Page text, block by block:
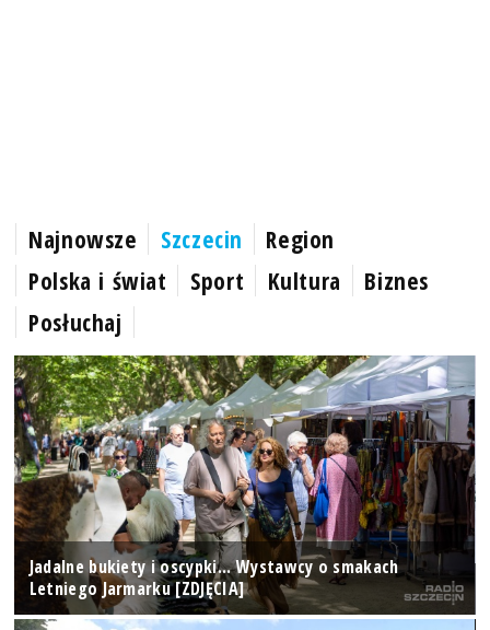
Najnowsze Szczecin
Region
Polska i świat
Sport Kultura
Biznes
Posłuchaj
Jadalne bukiety i oscypki... Wystawcy o smakach
Letniego Jarmarku [ZDJĘCIA]